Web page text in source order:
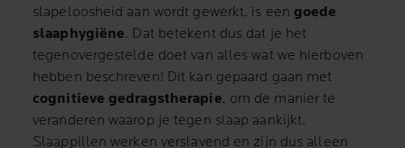
slapeloosheid aan wordt gewerkt, is een goede
slaaphygiëne. Dat betekent dus dat je het
tegenovergestelde doet van alles wat we hierboven
hebben beschreven! Dit kan gepaard gaan met
cognitieve gedragstherapie, om de manier te
veranderen waarop je tegen slaap aankijkt.
Slaappillen werken verslavend en zijn dus alleen